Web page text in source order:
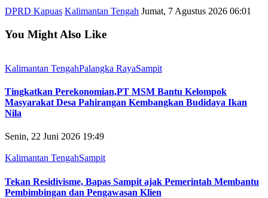
DPRD Kapuas Kalimantan Tengah Jumat, 7 Agustus 2026 06:01
You Might Also Like
Kalimantan TengahPalangka RayaSampit
Tingkatkan Perekonomian,PT MSM Bantu Kelompok
Masyarakat Desa Pahirangan Kembangkan Budidaya Ikan
Nila
Senin, 22 Juni 2026 19:49
Kalimantan TengahSampit
Tekan Residivisme, Bapas Sampit ajak Pemerintah Membantu
Pembimbingan dan Pengawasan Klien